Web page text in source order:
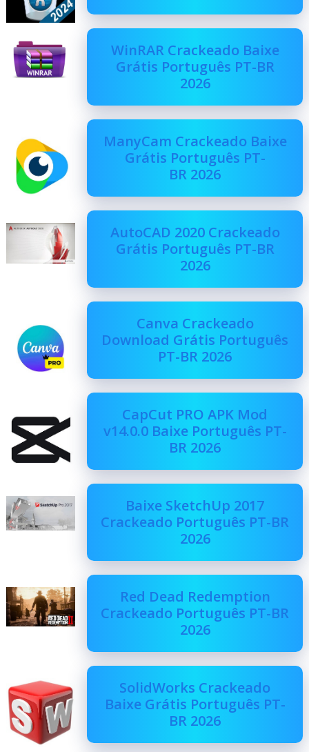
WinRAR Crackeado Baixe
Grátis Português PT-BR
2026
ManyCam Crackeado Baixe
Grátis Português PT-
BR 2026
AutoCAD 2020 Crackeado
Grátis Português PT-BR
2026
Canva Crackeado
Download Grátis Português
PT-BR 2026
CapCut PRO APK Mod
v14.0.0 Baixe Português PT-
BR 2026
Baixe SketchUp 2017
Crackeado Português PT-BR
2026
Red Dead Redemption
Crackeado Português PT-BR
2026
SolidWorks Crackeado
Baixe Grátis Português PT-
BR 2026